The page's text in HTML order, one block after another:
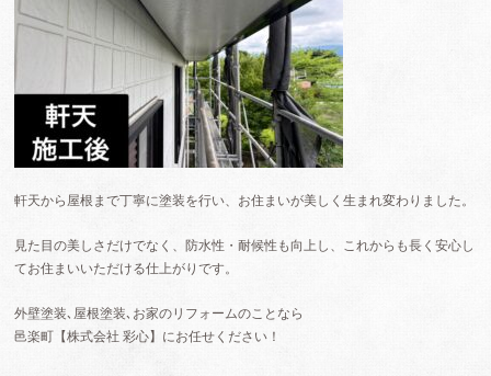
軒天から屋根まで丁寧に塗装を行い、お住まいが美しく生まれ変わりました。
見た目の美しさだけでなく、防水性・耐候性も向上し、これからも長く安心し
てお住まいいただける仕上がりです。
外壁塗装､屋根塗装､お家のリフォームのことなら
邑楽町【株式会社 彩心】にお任せください！